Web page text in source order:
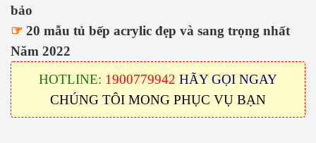
bảo
☞ 20 mẫu tủ bếp acrylic đẹp và sang trọng nhất
Năm 2022
HOTLINE: 1900779942 HÃY GỌI NGAY
CHÚNG TÔI MONG PHỤC VỤ BẠN